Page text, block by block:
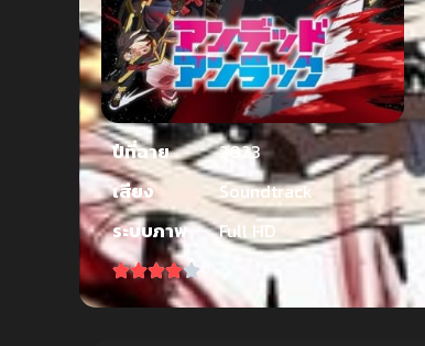
ปีที่ฉาย
2023
เสียง
Soundtrack
ระบบภาพ
Full HD